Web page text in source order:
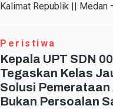
Kalimat Republik || Medan
Peristiwa
Kepala UPT SDN
Tegaskan Kelas
Solusi Pemerataan
Bukan Persoalan